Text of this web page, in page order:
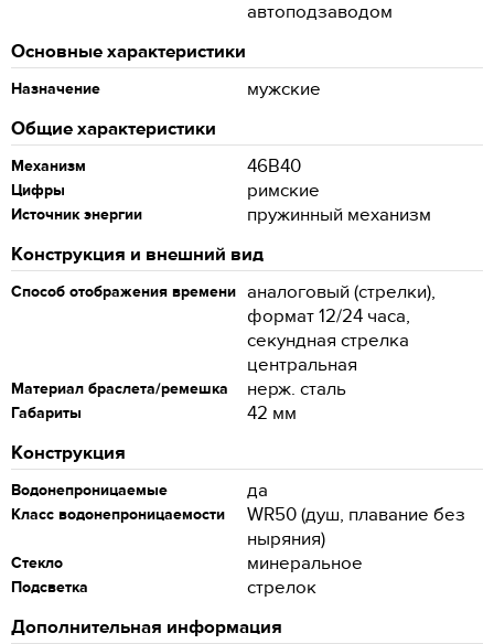
автоподзаводом
Основные характеристики
Назначение
мужские
Общие характеристики
Механизм 46B40
Цифры римские
Источник энергии
пружинный механизм
Конструкция и внешний вид
Способ отображения времени аналоговый (стрелки),
формат 12/24 часа,
секундная стрелка
центральная
Материал браслета/ремешка нерж. сталь
Габариты
42 мм
Конструкция
Водонепроницаемые да
Класс водонепроницаемости
WR50 (душ, плавание без
ныряния)
Стекло минеральное
Подсветка
стрелок
Дополнительная информация